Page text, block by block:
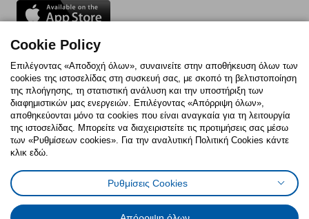
Follow us:
FacebookInstagram
TikTokYoutubePinterestTwitter
Πολιτική CookiesΔήλωση ψηφιακής προσβασιμότητας
Ρυθμίσεις cookiesΌροι Χρήσης
Γενική Πολιτική Προσωπικών Δεδομένων
Πολιτική Προσωπικών Δεδομένων για ΙΚΕΑ.gr
Cookie Policy
Επιλέγοντας «Αποδοχή όλων», συναινείτε στην αποθήκευση όλων των
cookies της ιστοσελίδας στη συσκευή σας, με σκοπό τη βελτιστοποίηση
της πλοήγησης, τη στατιστική ανάλυση και την υποστήριξη των
διαφημιστικών μας ενεργειών. Επιλέγοντας «Απόρριψη όλων»,
αποθηκεύονται μόνο τα cookies που είναι αναγκαία για τη λειτουργία
της ιστοσελίδας. Μπορείτε να διαχειριστείτε τις προτιμήσεις σας μέσω
των «Ρυθμίσεων cookies». Για την αναλυτική Πολιτική Cookies κάντε
κλικ εδώ.
Ρυθμίσεις Cookies